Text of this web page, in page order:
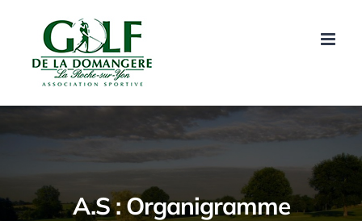
contenu
A.S : Organigramme